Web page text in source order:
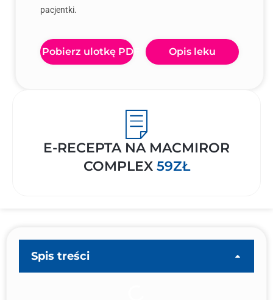
pacjentki.
Pobierz ulotkę PDF Opis leku
E-RECEPTA NA MACMIROR
COMPLEX 59ZŁ
Spis treści